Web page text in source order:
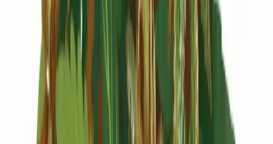
Live Rosin